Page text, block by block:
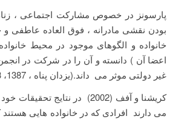
پارسونز در خصوص مشارکت اجتماعی ، زنان
بودن نقشی مادرانه ، فوق العاده عاطفی و
خانواده و الگوهای موجود در محیط
اعضا آن ) دانسته و آن را در شرکت در
غیر دولتی موثر می داند.(یزدان پناه ، 1387، 133)
کریشنا و آفف (2002) در نتایج
می دارند افرادی که در خانواده هایی هستند